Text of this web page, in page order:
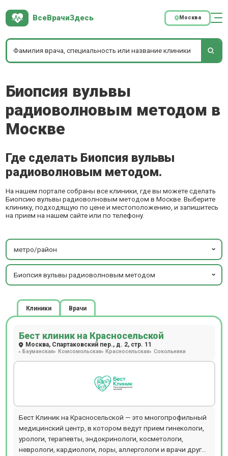
ВсеВрачиЗдесь Москва
Биопсия вульвы
радиоволновым методом в
Москве
Где сделать Биопсия вульвы
радиоволновым методом.
На нашем портале собраны все клиники, где вы можете сделать
Биопсию вульвы радиоволновым методом в Москве. Выберите
клинику, подходящую по цене и местоположению, и запишитесь
на прием на нашем сайте или по телефону.
метро/район
Биопсия вульвы радиоволновым методом
Клиники Врачи
Бест клиник на Красносельской
Москва, Спартаковский пер., д. 2, стр. 11
Бауманская Комсомольская Красносельская Сокольники
Бест Клиник на Красносельской — это многопрофильный
медицинский центр, в котором ведут прием гинекологи,
урологи, терапевты, эндокринологи, косметологи,
неврологи, кардиологи, лоры, аллергологи и врачи других